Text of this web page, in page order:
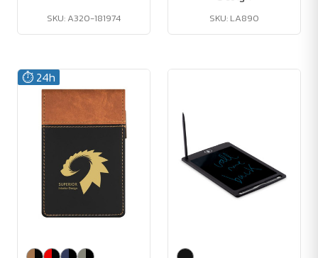
SKU: A320-181974 SKU: LA890
⏱️ 24h